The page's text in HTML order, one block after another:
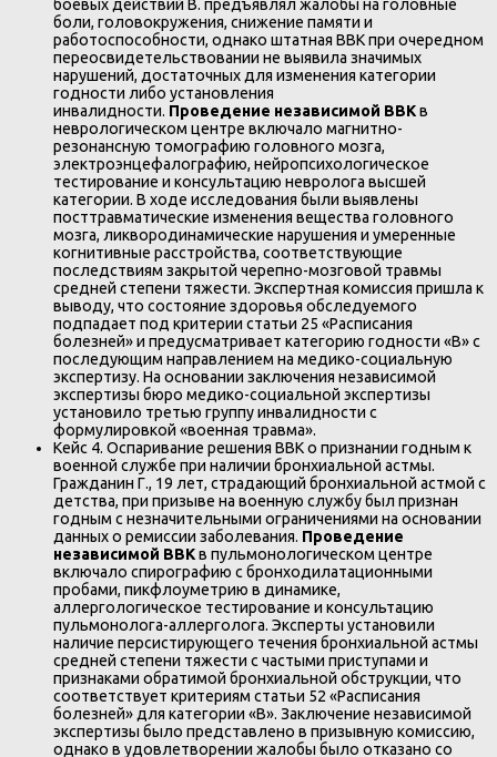
боевых действий В. предъявлял жалобы на головные
боли, головокружения, снижение памяти и
работоспособности, однако штатная ВВК при очередном
переосвидетельствовании не выявила значимых
нарушений, достаточных для изменения категории
годности либо установления
инвалидности. Проведение независимой ВВКв
неврологическом центре включало магнитно-
резонансную томографию головного мозга,
электроэнцефалографию, нейропсихологическое
тестирование и консультацию невролога высшей
категории. В ходе исследования были выявлены
посттравматические изменения вещества головного
мозга, ликвородинамические нарушения и умеренные
когнитивные расстройства, соответствующие
последствиям закрытой черепно-мозговой травмы
средней степени тяжести. Экспертная комиссия пришла к
выводу, что состояние здоровья обследуемого
подпадает под критерии статьи 25 «Расписания
болезней» и предусматривает категорию годности «В» с
последующим направлением на медико-социальную
экспертизу. На основании заключения независимой
экспертизы бюро медико-социальной экспертизы
установило третью группу инвалидности с
формулировкой «военная травма».
Кейс 4. Оспаривание решения ВВК о признании годным к
военной службе при наличии бронхиальной астмы.
Гражданин Г., 19 лет, страдающий бронхиальной астмой с
детства, при призыве на военную службу был признан
годным с незначительными ограничениями на основании
данных о ремиссии заболевания. Проведение
независимой ВВКв пульмонологическом центре
включало спирографию с бронходилатационными
пробами, пикфлоуметрию в динамике,
аллергологическое тестирование и консультацию
пульмонолога-аллерголога. Эксперты установили
наличие персистирующего течения бронхиальной астмы
средней степени тяжести с частыми приступами и
признаками обратимой бронхиальной обструкции, что
соответствует критериям статьи 52 «Расписания
болезней» для категории «В». Заключение независимой
экспертизы было представлено в призывную комиссию,
однако в удовлетворении жалобы было отказано со